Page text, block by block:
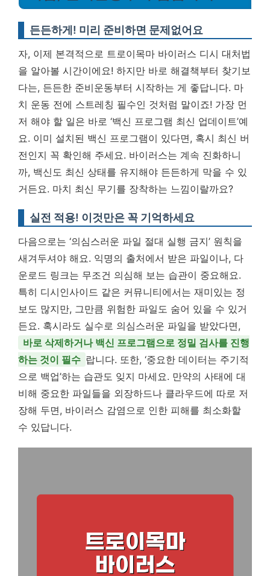
든든하게! 미리 준비하면 문제없어요
자, 이제 본격적으로 트로이목마 바이러스 디시 대처법
을 알아볼 시간이에요! 하지만 바로 해결책부터 찾기보
다는, 든든한 준비운동부터 시작하는 게 좋답니다. 마
치 운동 전에 스트레칭 필수인 것처럼 말이죠! 가장 먼
저 해야 할 일은 바로 ‘백신 프로그램 최신 업데이트’예
요. 이미 설치된 백신 프로그램이 있다면, 혹시 최신 버
전인지 꼭 확인해 주세요. 바이러스는 계속 진화하니
까, 백신도 최신 상태를 유지해야 든든하게 막을 수 있
거든요. 마치 최신 무기를 장착하는 느낌이랄까요?
실전 적용! 이것만은 꼭 기억하세요
다음으로는 ‘의심스러운 파일 절대 실행 금지’ 원칙을
새겨두셔야 해요. 익명의 출처에서 받은 파일이나, 다
운로드 링크는 무조건 의심해 보는 습관이 중요해요.
특히 디시인사이드 같은 커뮤니티에서는 재미있는 정
보도 많지만, 그만큼 위험한 파일도 숨어 있을 수 있거
든요. 혹시라도 실수로 의심스러운 파일을 받았다면,
바로 삭제하거나 백신 프로그램으로 정밀 검사를 진행
하는 것이 필수 랍니다. 또한, ‘중요한 데이터는 주기적
으로 백업’하는 습관도 잊지 마세요. 만약의 사태에 대
비해 중요한 파일들을 외장하드나 클라우드에 따로 저
장해 두면, 바이러스 감염으로 인한 피해를 최소화할
수 있답니다.